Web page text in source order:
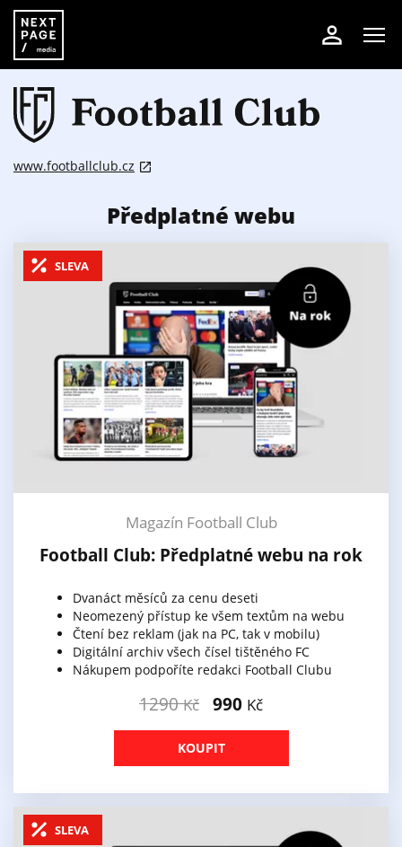
www.footballclub.cz
Předplatné webu
SLEVA
Magazín Football Club
Football Club: Předplatné webu na rok
Dvanáct měsíců za cenu deseti
Neomezený přístup ke všem textům na webu
Čtení bez reklam (jak na PC, tak v mobilu)
Digitální archiv všech čísel tištěného FC
Nákupem podpoříte redakci Football Clubu
1290Kč 990 Kč
KOUPIT
SLEVA